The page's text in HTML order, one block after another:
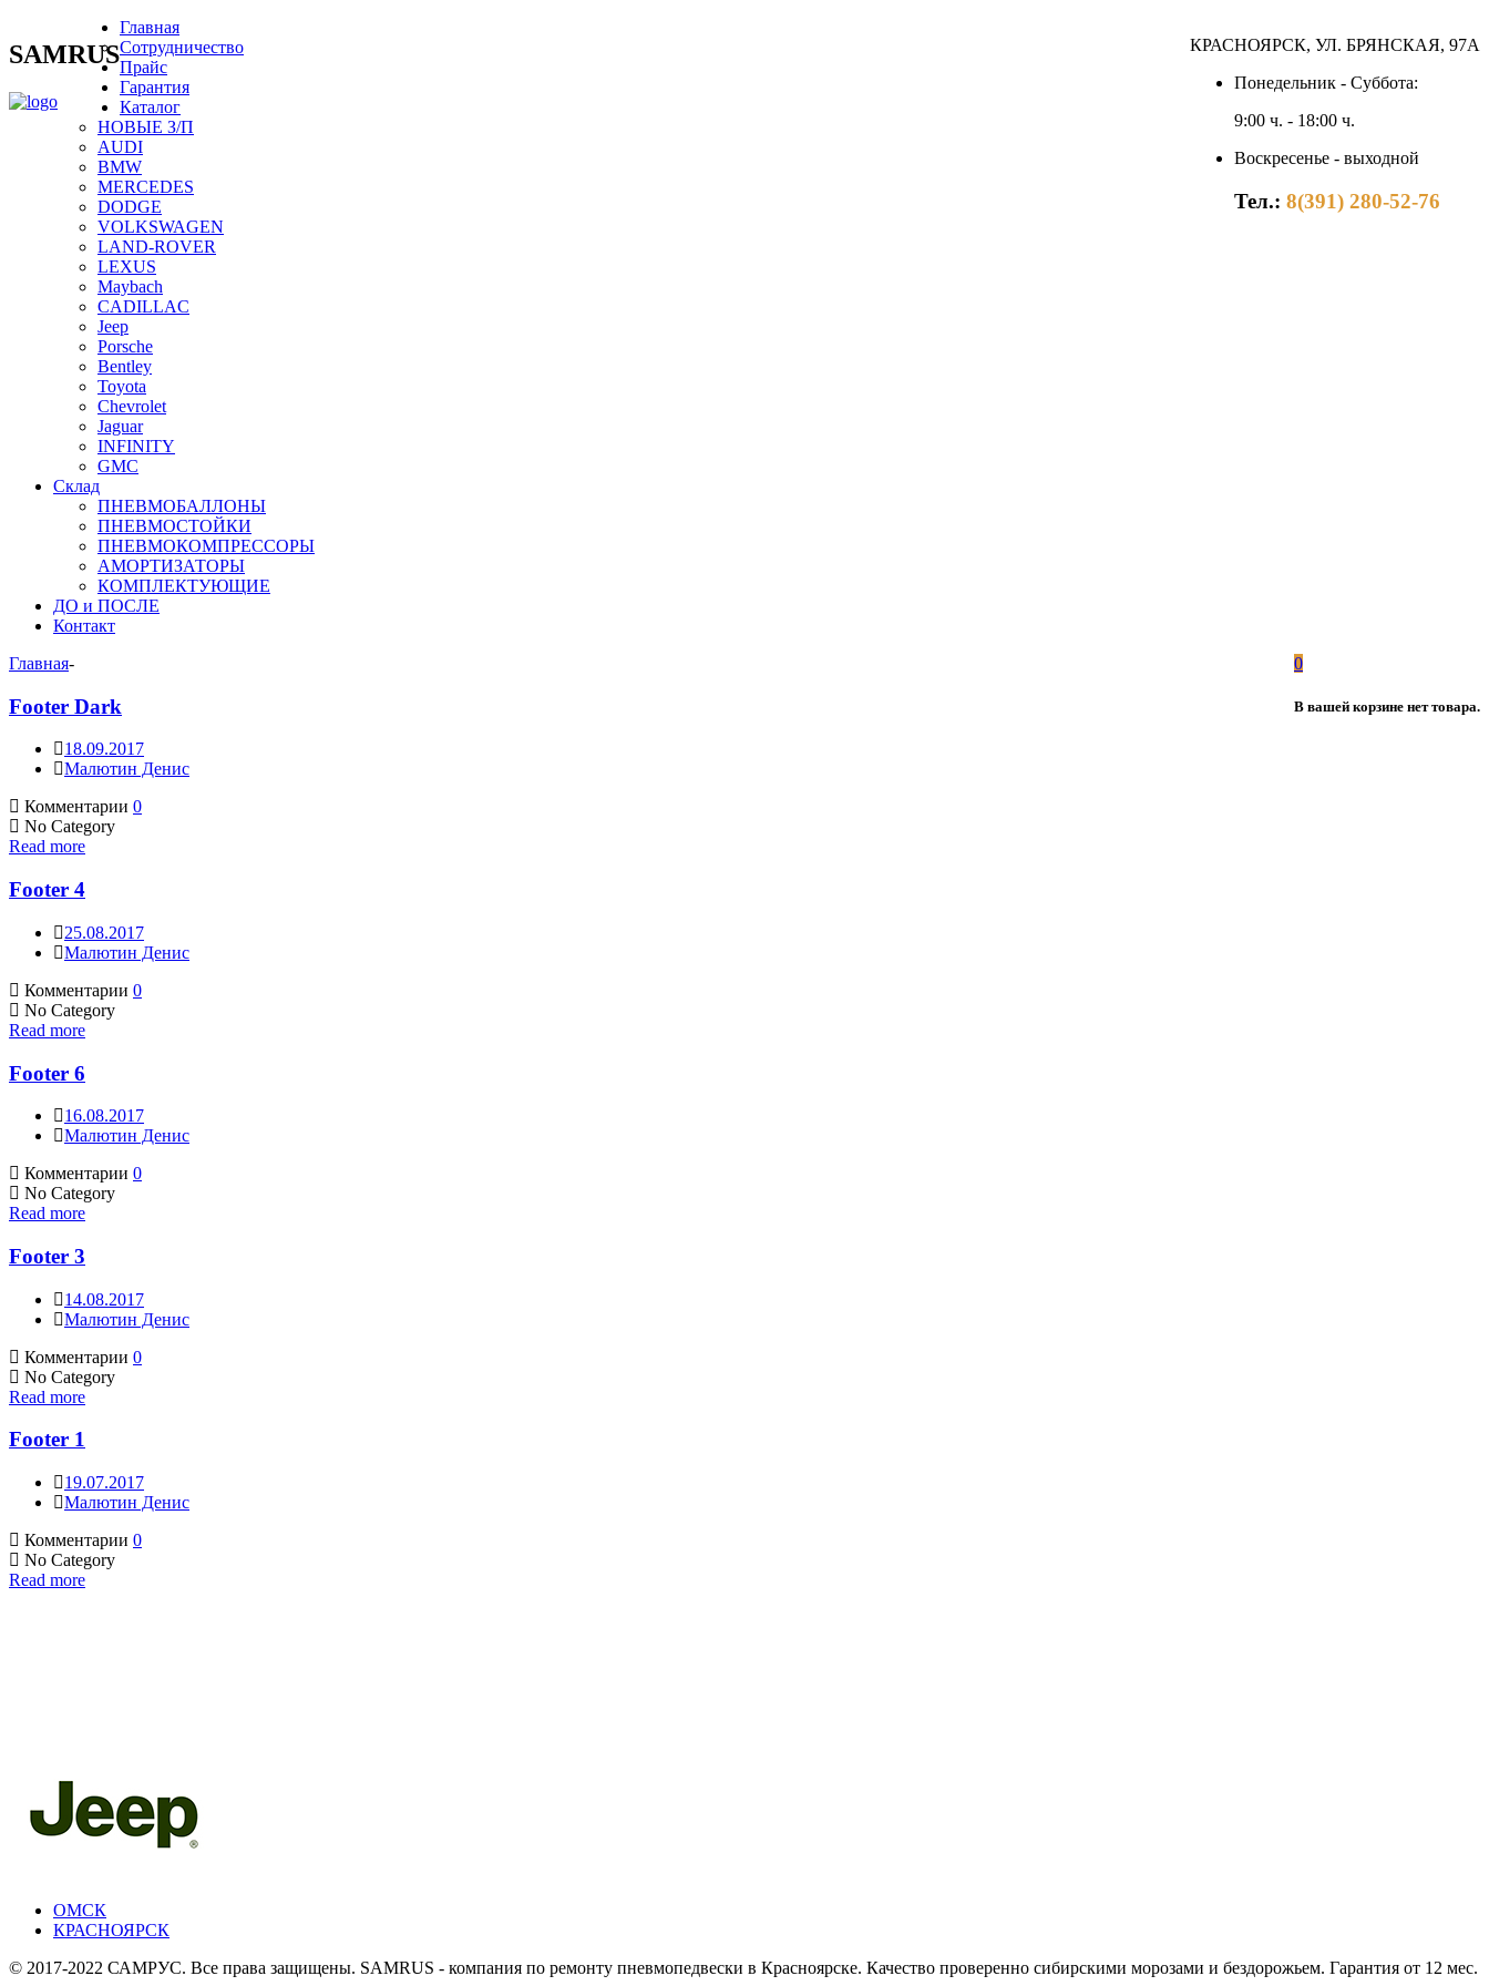
SAMRUS
КРАСНОЯРСК, УЛ. БРЯНСКАЯ, 97А
Понедельник - Суббота:
9:00 ч. - 18:00 ч.
Воскресенье - выходной
Тел.: 8(391) 280-52-76
Главная
Сотрудничество
Прайс
Гарантия
Каталог
НОВЫЕ З/П
AUDI
BMW
MERCEDES
DODGE
VOLKSWAGEN
LAND-ROVER
LEXUS
Maybach
CADILLAC
Jeep
Porsche
Bentley
Toyota
Chevrolet
Jaguar
INFINITY
GMC
Склад
ПНЕВМОБАЛЛОНЫ
ПНЕВМОСТОЙКИ
ПНЕВМОКОМПРЕССОРЫ
АМОРТИЗАТОРЫ
КОМПЛЕКТУЮЩИЕ
ДО и ПОСЛЕ
Контакт
0
В вашей корзине нет товара.
Главная-
Footer Dark
18.09.2017
Малютин Денис
Комментарии 0
No Category
Read more
Footer 4
25.08.2017
Малютин Денис
Комментарии 0
No Category
Read more
Footer 6
16.08.2017
Малютин Денис
Комментарии 0
No Category
Read more
Footer 3
14.08.2017
Малютин Денис
Комментарии 0
No Category
Read more
Footer 1
19.07.2017
Малютин Денис
Комментарии 0
No Category
Read more
ОМСК
КРАСНОЯРСК
© 2017-2022 САМРУС. Все права защищены. SAMRUS - компания по ремонту пневмопедвески в Красноярске. Качество проверенно сибирскими морозами и бездорожьем. Гарантия от 12 мес.